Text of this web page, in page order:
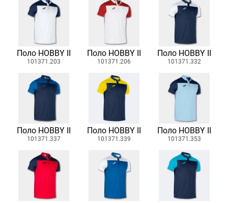
Поло HOBBY II
101371.203
Поло HOBBY II
101371.206
Поло HOBBY II
101371.332
Поло HOBBY II
101371.337
Поло HOBBY II
101371.339
Поло HOBBY II
101371.353